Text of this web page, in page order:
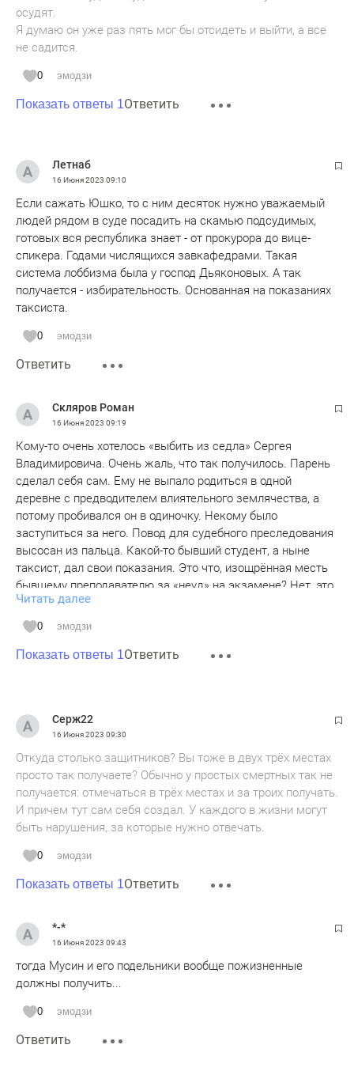
осудят.
Я думаю он уже раз пять мог бы отсидеть и выйти, а все
не садится.
0 эмодзи
Показать ответы 1Ответить
Летнаб
16 Июня 2023 09:10
Если сажать Юшко, то с ним десяток нужно уважаемый
людей рядом в суде посадить на скамью подсудимых,
готовых вся республика знает - от прокурора до вице-
спикера. Годами числящихся завкафедрами. Такая
система лоббизма была у господ Дьяконовых. А так
получается - избирательность. Основанная на показаниях
таксиста.
0 эмодзи
Ответить
Скляров Роман
16 Июня 2023 09:19
Кому-то очень хотелось «выбить из седла» Сергея
Владимировича. Очень жаль, что так получилось. Парень
сделал себя сам. Ему не выпало родиться в одной
деревне с предводителем влиятельного землячества, а
потому пробивался он в одиночку. Некому было
заступиться за него. Повод для судебного преследования
высосан из пальца. Какой-то бывший студент, а ныне
таксист, дал свои показания. Это что, изощрённая месть
бывшему преподавателю за «неуд» на экзамене? Нет, это
всего лишь спусковой механизм выстроенной кем-то
зловещей схемы расправы. А в итоге талантливому
учёному и организатору науки сломана не только карьера,
а и вся жизнь. Очень жаль парня. Приходилось
чьи - я так и не пойму.
Читать далее
0 эмодзи
Показать ответы 1Ответить
Серж22
16 Июня 2023 09:30
Откуда столько защитников? Вы тоже в двух трёх местах
просто так получаете? Обычно у простых смертных так не
получается: отмечаться в трёх местах и за троих получать.
И причем тут сам себя создал. У каждого в жизни могут
быть нарушения, за которые нужно отвечать.
0 эмодзи
Показать ответы 1Ответить
*-*
16 Июня 2023 09:43
тогда Мусин и его подельники вообще пожизненные
должны получить...
0 эмодзи
Ответить